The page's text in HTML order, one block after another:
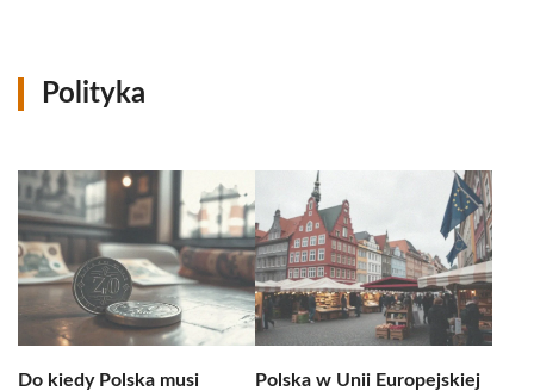
Polityka
Do kiedy Polska musi
Polska w Unii Europejskiej